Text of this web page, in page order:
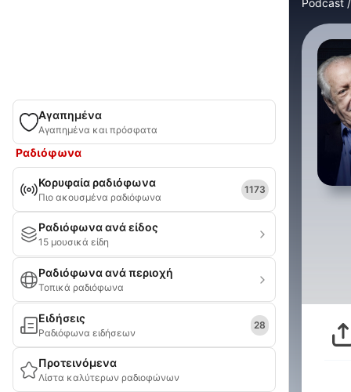
Αγαπημένα
Αγαπημένα και πρόσφατα
Ραδιόφωνα
Κορυφαία ραδιόφωνα
Πιο ακουσμένα ραδιόφωνα
1173
Ραδιόφωνα ανά είδος
15 μουσικά είδη
Ραδιόφωνα ανά περιοχή
Τοπικά ραδιόφωνα
Ειδήσεις
Ραδιόφωνα ειδήσεων
28
Προτεινόμενα
Λίστα καλύτερων ραδιοφώνων
Podcast